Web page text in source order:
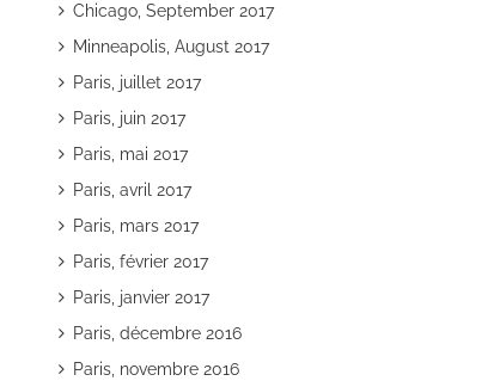
Chicago, September 2017
Minneapolis, August 2017
Paris, juillet 2017
Paris, juin 2017
Paris, mai 2017
Paris, avril 2017
Paris, mars 2017
Paris, février 2017
Paris, janvier 2017
Paris, décembre 2016
Paris, novembre 2016